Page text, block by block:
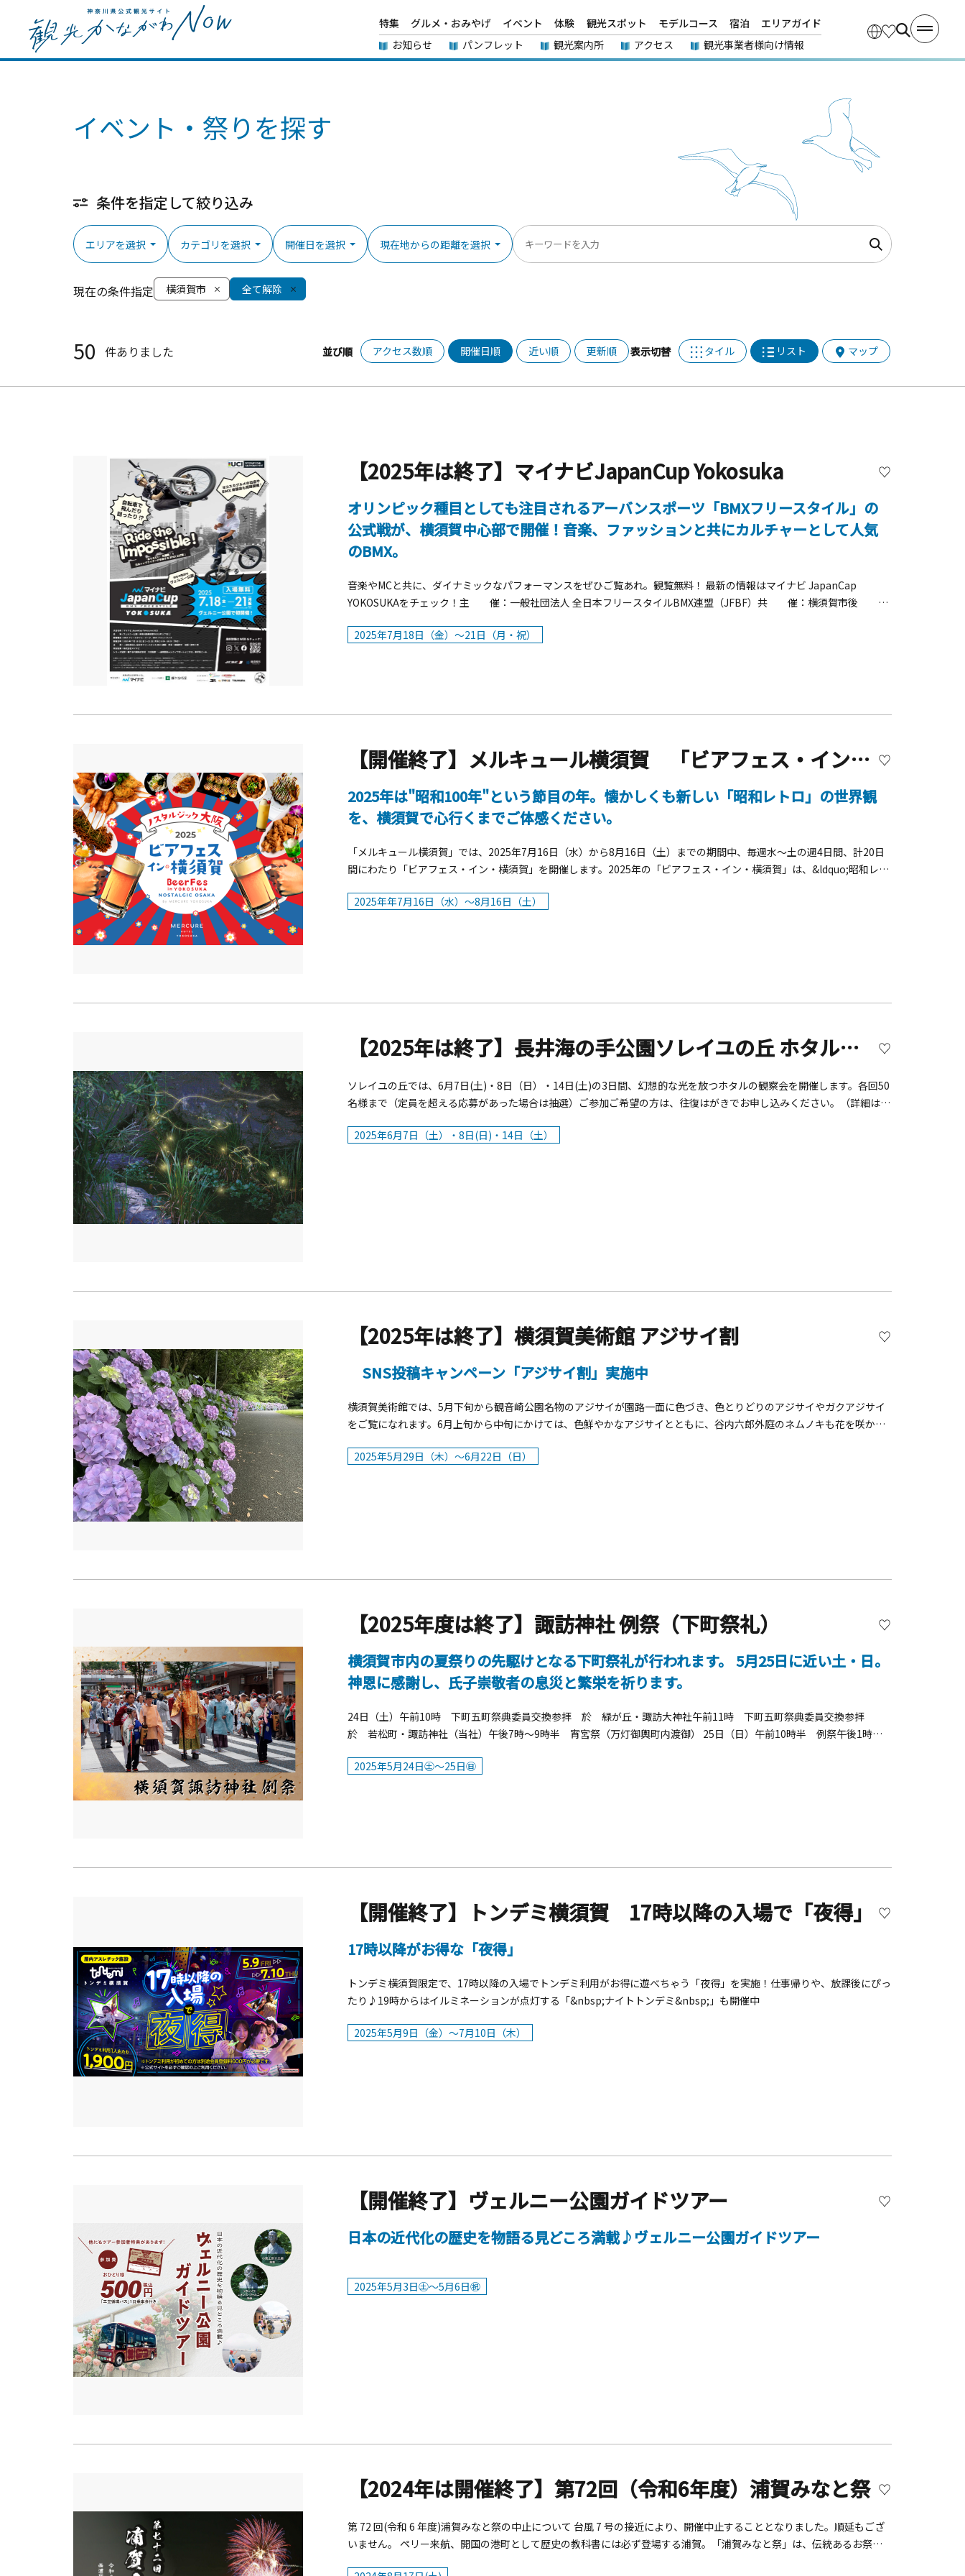
特集 グルメ・おみやげ イベント 体験 観光スポット モデルコース 宿泊
エリアガイド
お知らせ
パンフレット 観光案内所 アクセス 観光事業者様向け情報
イベント・祭りを探す
条件を指定して絞り込み
エリアを選択 カテゴリを選択 開催日を選択 現在地からの距離を選択
現在の条件指定 横須賀市 全て解除
50 件ありました 並び順 アクセス数順 開催日順 近い順 更新順 表示切替 タイル リスト マップ
【2025年は終了】マイナビJapanCup Yokosuka
オリンピック種目としても注目されるアーバンスポーツ「BMXフリースタイル」の
公式戦が、横須賀中心部で開催！音楽、ファッションと共にカルチャーとして人気
のBMX。
音楽やMCと共に、ダイナミックなパフォーマンスをぜひご覧あれ。観覧無料！ 最新の情報はマイナビ JapanCap
YOKOSUKAをチェック！主 催：一般社団法人 全日本フリースタイルBMX連盟（JFBF）共 催：横須賀市後
2025年7月18日（金）～21日（月・祝）
【開催終了】メルキュール横須賀 「ビアフェス・イン・横須賀2025」ノスタルジック大阪
2025年は"昭和100年"という節目の年。懐かしくも新しい「昭和レトロ」の世界観
を、横須賀で心行くまでご体感ください。
「メルキュール横須賀」では、2025年7月16日（水）から8月16日（土）までの期間中、毎週水～土の週4日間、計20日
間にわたり「ビアフェス・イン・横須賀」を開催します。2025年の「ビアフェス・イン・横須賀」は、&ldquo;昭和レト
き、串カツなどの定番グルメはもちろん、「喫茶風ナポリタン」や「昭和の唐揚げ」、「カラフルゼリー」、「レトロか
金：・2時間飲み放題：大人6,600円／小中学生4,400円／5歳以下無料・3時間飲み放題：大人7,700円／小中学生4,400円
（木）までの事前予約で料金10％オフ！
2025年年7月16日（水）～8月16日（土）
【2025年は終了】長井海の手公園ソレイユの丘 ホタル観察会 ※要事前申込（詳細はWEBサイト参照）
ソレイユの丘では、6月7日(土)・8日（日）・14日(土)の3日間、幻想的な光を放つホタルの観察会を開催します。各回50
名様まで（定員を超える応募があった場合は抽選）ご参加ご希望の方は、往復はがきでお申し込みください。（詳細はソ
す。
2025年6月7日（土）・8日(日)・14日（土）
【2025年は終了】横須賀美術館 アジサイ割
SNS投稿キャンペーン「アジサイ割」実施中
横須賀美術館では、5月下旬から観音崎公園名物のアジサイが園路一面に色づき、色とりどりのアジサイやガクアジサイ
をご覧になれます。6月上旬から中旬にかけては、色鮮やかなアジサイとともに、谷内六郎外庭のネムノキも花を咲かせ
館コレクション展」観覧料が2割引になるキャンペーン実施中（～6/22（日））まで。
2025年5月29日（木）～6月22日（日）
【2025年度は終了】諏訪神社 例祭（下町祭礼）
横須賀市内の夏祭りの先駆けとなる下町祭礼が行われます。 5月25日に近い土・日。
神恩に感謝し、氏子崇敬者の息災と繁栄を祈ります。
24日（土）午前10時 下町五町祭典委員交換参拝 於 緑が丘・諏訪大神社午前11時 下町五町祭典委員交換参拝
於 若松町・諏訪神社（当社）午後7時～9時半 宵宮祭（万灯御輿町内渡御） 25日（日）午前10時半 例祭午後1時
2025年5月24日㊏～25日㊐
【開催終了】トンデミ横須賀 17時以降の入場で「夜得」
17時以降がお得な「夜得」
トンデミ横須賀限定で、17時以降の入場でトンデミ利用がお得に遊べちゃう「夜得」を実施！仕事帰りや、放課後にぴっ
たり♪19時からはイルミネーションが点灯する「&nbsp;ナイトトンデミ&nbsp;」も開催中
2025年5月9日（金）～7月10日（木）
【開催終了】ヴェルニー公園ガイドツアー
日本の近代化の歴史を物語る見どころ満載♪ヴェルニー公園ガイドツアー
2025年5月3日㊏～5月6日㊗
【2024年は開催終了】第72回（令和6年度）浦賀みなと祭
第 72 回(令和 6 年度)浦賀みなと祭の中止について 台風 7 号の接近により、開催中止することとなりました。順延もござ
いません。 ペリー来航、開国の港町として歴史の教科書には必ず登場する浦賀。「浦賀みなと祭」は、伝統あるお祭で